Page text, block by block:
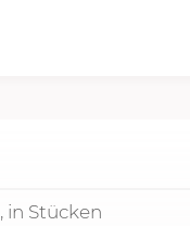
, in Stücken